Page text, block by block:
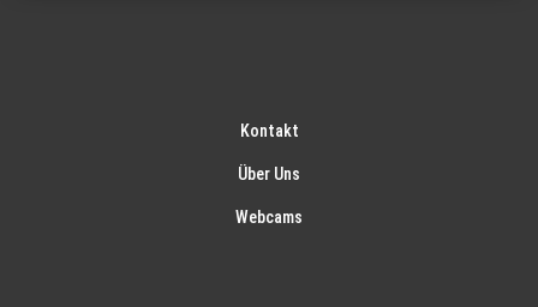
Kontakt
Über Uns
Webcams